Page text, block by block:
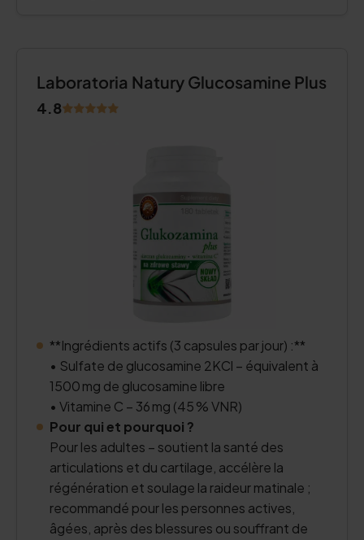
Laboratoria Natury Glucosamine Plus
4.8
**Ingrédients actifs (3 capsules par jour) :**
• Sulfate de glucosamine 2KCl – équivalent à
1500 mg de glucosamine libre
• Vitamine C – 36 mg (45 % VNR)
Pour qui et pourquoi ?
Pour les adultes – soutient la santé des
articulations et du cartilage, accélère la
régénération et soulage la raideur matinale ;
recommandé pour les personnes actives,
âgées, après des blessures ou souffrant de